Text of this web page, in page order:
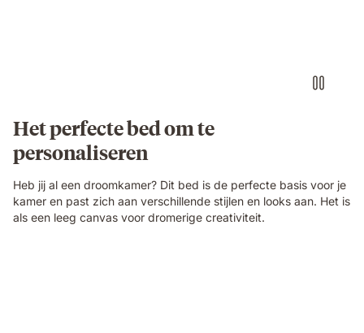
Het perfecte bed om te
personaliseren
Heb jij al een droomkamer? Dit bed is de perfecte basis voor je
kamer en past zich aan verschillende stijlen en looks aan. Het is
als een leeg canvas voor dromerige creativiteit.